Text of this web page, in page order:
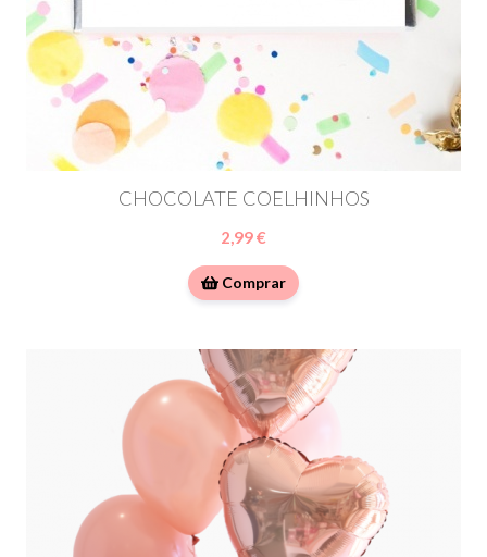
CHOCOLATE COELHINHOS
2,99 €
Comprar